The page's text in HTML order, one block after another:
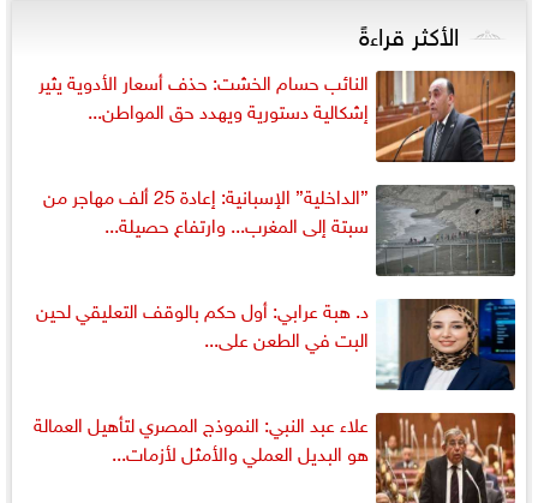
الأكثر قراءةً
النائب حسام الخشت: حذف أسعار الأدوية يثير
إشكالية دستورية ويهدد حق المواطن...
”الداخلية” الإسبانية: إعادة 25 ألف مهاجر من
سبتة إلى المغرب... وارتفاع حصيلة...
د. هبة عرابي: أول حكم بالوقف التعليقي لحين
البت في الطعن على...
علاء عبد النبي: النموذج المصري لتأهيل العمالة
هو البديل العملي والأمثل لأزمات...